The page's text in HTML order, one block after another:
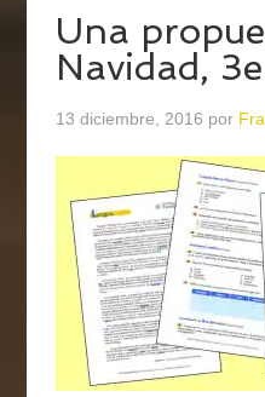
Una
Navidad,
13 diciembre, 2016 por